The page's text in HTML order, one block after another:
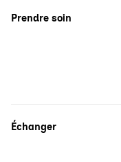
Prendre soin
Échanger